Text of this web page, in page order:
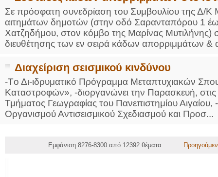
Σε πρόσφατη συνεδρίαση του Συμβουλίου της Δ/Κ
αιτημάτων δημοτών (στην οδό Σαρανταπόρου 1
Χατζηδήμου, στον κόμβο της Μαρίνας Μυτιλήνης)
διευθέτησης των εν σειρά κάδων απορριμμάτων
Διαχείριση σεισμικού κινδύνου
-Tο Δι-ιδρυματικό Πρόγραμμα Μεταπτυχιακών
Καταστροφών», -διοργανώνει την Παρασκευή,
Τμήματος Γεωγραφίας του Πανεπιστημίου
Οργανισμού Αντισεισμικού Σχεδιασμού και Προσ...
Εμφάνιση 8276-8300 από 12392 θέματα